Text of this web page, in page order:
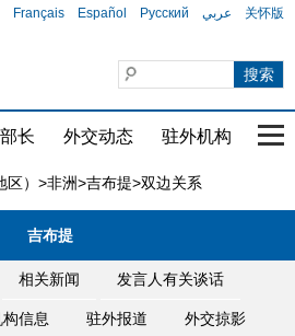
Français Español Русский عربي 关怀版
长 外交动态 驻外机构 国
） >非洲>吉布提>双边关系
吉布提
相关新闻 发言人有关谈话
信息 驻外报道 外交掠影